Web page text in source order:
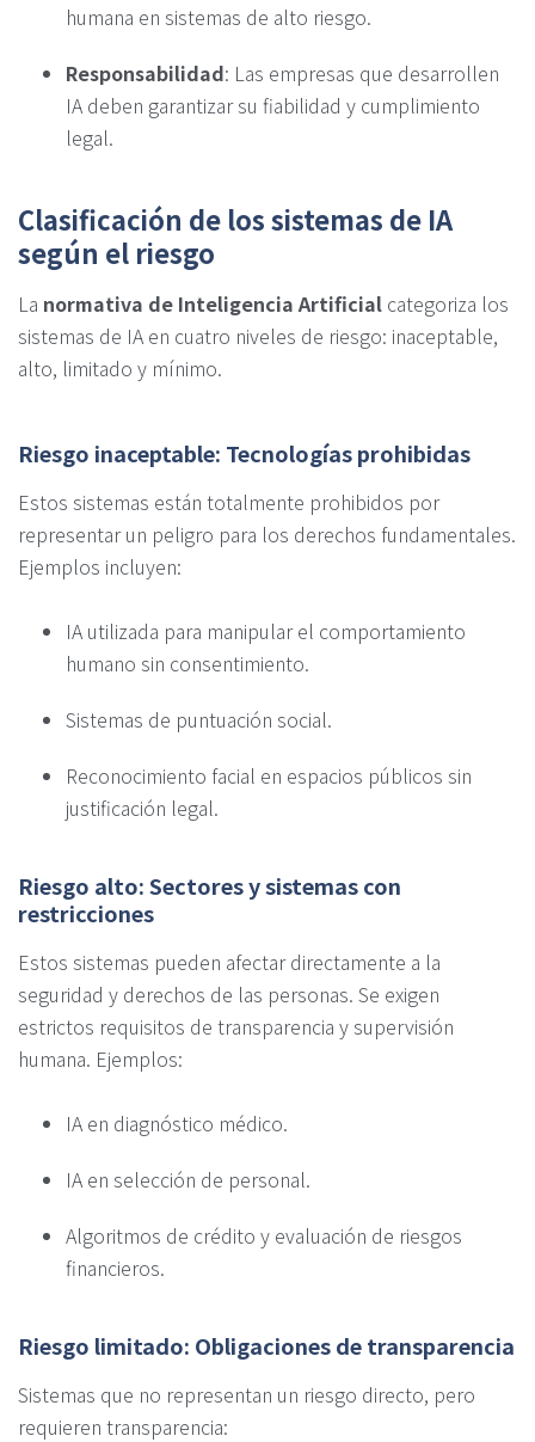
humana en sistemas de alto riesgo.
Responsabilidad: Las empresas que desarrollen
IA deben garantizar su fiabilidad y cumplimiento
legal.
Clasificación de los sistemas de IA
según el riesgo
La normativa de Inteligencia Artificial categoriza los
sistemas de IA en cuatro niveles de riesgo: inaceptable,
alto, limitado y mínimo.
Riesgo inaceptable: Tecnologías prohibidas
Estos sistemas están totalmente prohibidos por
representar un peligro para los derechos fundamentales.
Ejemplos incluyen:
IA utilizada para manipular el comportamiento
humano sin consentimiento.
Sistemas de puntuación social.
Reconocimiento facial en espacios públicos sin
justificación legal.
Riesgo alto: Sectores y sistemas con
restricciones
Estos sistemas pueden afectar directamente a la
seguridad y derechos de las personas. Se exigen
estrictos requisitos de transparencia y supervisión
humana. Ejemplos:
IA en diagnóstico médico.
IA en selección de personal.
Algoritmos de crédito y evaluación de riesgos
financieros.
Riesgo limitado: Obligaciones de transparencia
Sistemas que no representan un riesgo directo, pero
requieren transparencia: